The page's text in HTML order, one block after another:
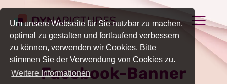
Um unsere Webseite für Sie nutzbar zu machen,
optimal zu gestalten und fortlaufend verbessern
zu können, verwenden wir Cookies. Bitte
stimmen Sie der Verwendung von Cookies zu.
Weitere Informationen
Facebook-Banner